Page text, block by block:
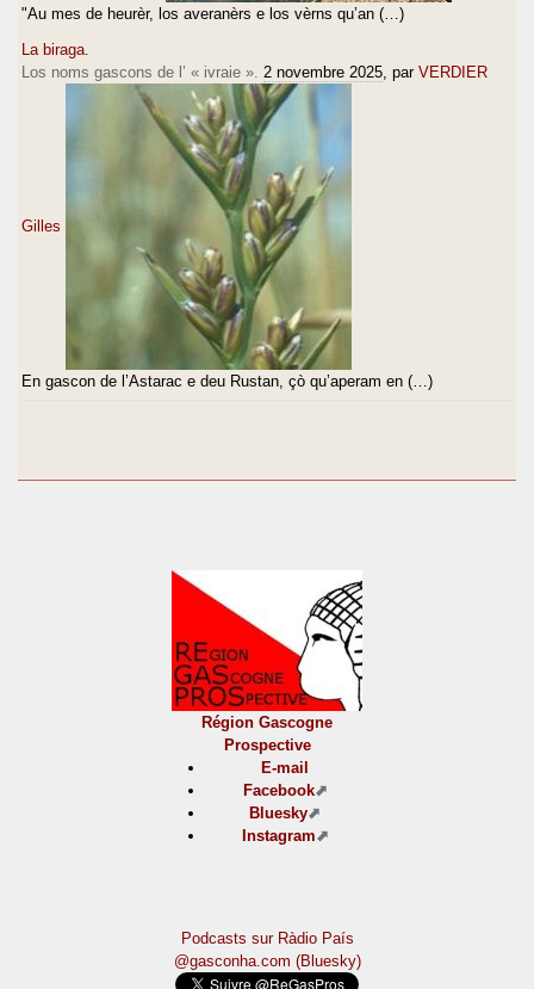
"Au mes de heurèr, los averanèrs e los vèrns qu’an (…)
La biraga.
Los noms gascons de l’ « ivraie ». 2 novembre 2025 , par VERDIER
Gilles
En gascon de l’Astarac e deu Rustan, çò qu’aperam en (…)
Région Gascogne
Prospective
E-mail
Facebook
Bluesky
Instagram
Podcasts sur Ràdio País
@gasconha.com (Bluesky)